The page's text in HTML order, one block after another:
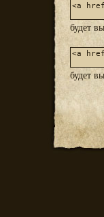
будет
будет